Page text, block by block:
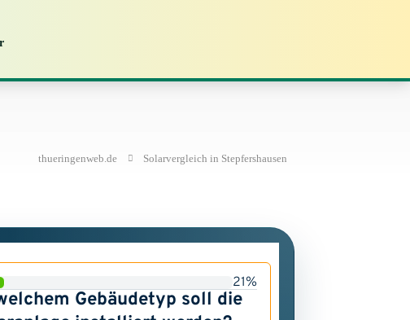
thueringenweb.de Solarvergleich in Stepfershausen